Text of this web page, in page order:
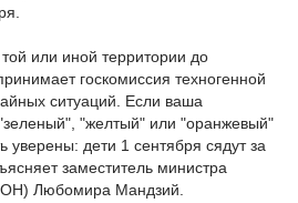
или иной территории до
госкомиссия техногенной
ситуаций. Если ваша
"желтый" или "оранжевый"
уверены: дети 1 сентября сядут за
заместитель министра
Любомира Мандзий.